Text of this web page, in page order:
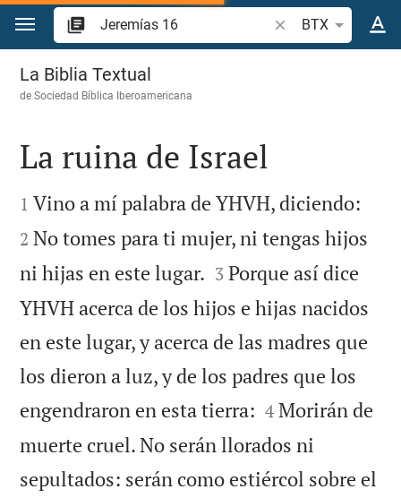
Ir a un contenido
Buscar versículo
BTX
Jeremías 16
La Biblia Textual
deSociedad Bíblica Iberoamericana

La ruina de Israel

1 Vino a mí palabra de YHVH, diciendo:
2 No tomes para ti mujer, ni tengas hijos
ni hijas en este lugar. 

3 Porque así dice
YHVH acerca de los hijos e hijas nacidos
en este lugar, y acerca de las madres que
los dieron a luz, y de los padres que los
engendraron en esta tierra: 

4 Morirán de
muerte cruel. No serán llorados ni
sepultados: serán como estiércol sobre el